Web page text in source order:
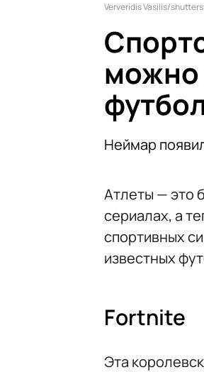
Ververidis Vasilis/
можно
Неймар
Атлеты — это
сериалах, а
спортивных
известных
Fortnite
Эта